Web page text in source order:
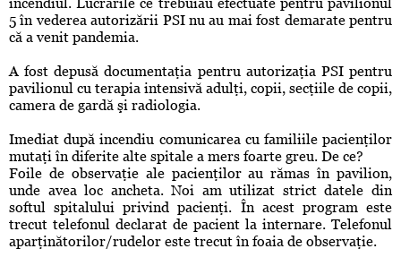
incendiul. Lucrările ce trebuiau efectuate pentru pavilionul
5 în vederea autorizării PSI nu au mai fost demarate pentru
că a venit pandemia.
A fost depusă documentaţia pentru autorizaţia PSI pentru
pavilionul cu terapia intensivă adulţi, copii, secţiile de copii,
camera de gardă şi radiologia.
Imediat după incendiu comunicarea cu familiile pacienţilor
mutaţi în diferite alte spitale a mers foarte greu. De ce?
Foile de observaţie ale pacienţilor au rămas în pavilion,
unde avea loc ancheta. Noi am utilizat strict datele din
softul spitalului privind pacienţi. În acest program este
trecut telefonul declarat de pacient la internare. Telefonul
aparţinătorilor/rudelor este trecut în foaia de observaţie.